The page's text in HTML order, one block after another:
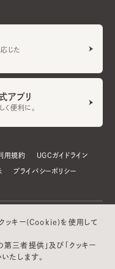
じた
アプリ
便利に。
用規約 UGCガイドライン
プライバシーポリシー
ッキー(Cookie)を使用して
三者提供」及び「クッキー
たします。